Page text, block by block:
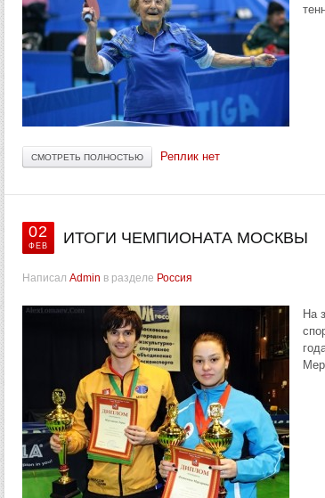
СМОТРЕТЬ ПОЛНОСТЬЮ Реплик нет
02
ФЕВ ИТОГИ ЧЕМПИОНАТА МОСКВЫ
Написал Admin в разделе Россия
На